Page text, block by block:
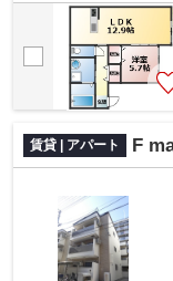
賃貸 | アパート F